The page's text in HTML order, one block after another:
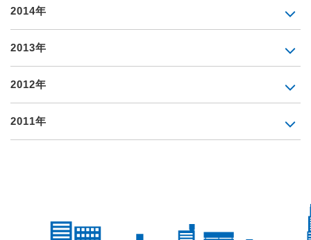
2014年
2013年
2012年
2011年